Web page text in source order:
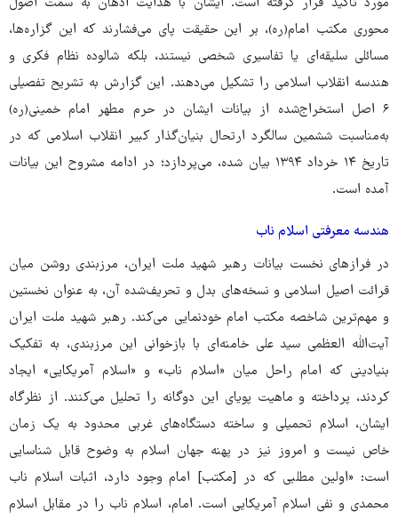
محوری مکتب امام(ره)، بر این حقیقت پای می‌فشارند که این گزاره‌ها،
مسائلی سلیقه‌ای یا تفاسیری شخصی نیستند، بلکه شالوده نظام فکری و
هندسه انقلاب اسلامی را تشکیل می‌دهند. این گزارش به تشریح تفصیلی
۶ اصل استخراج‌شده از بیانات ایشان در حرم مطهر امام خمینی(ره)
به‌مناسبت ششمین سالگرد ارتحال بنیان‌گذار کبیر انقلاب اسلامی که در
تاریخ ۱۴ خرداد ۱۳۹۴ بیان شده، می‌پردازد؛ در ادامه مشروح این بیانات
آمده است.
هندسه معرفتی اسلام ناب
در فرازهای نخست بیانات رهبر شهید ملت ایران، مرزبندی روشن میان
قرائت اصیل اسلامی و نسخه‌های بدل و تحریف‌شده آن، به عنوان نخستین
و مهم‌ترین شاخصه مکتب امام خودنمایی می‌کند. رهبر شهید ملت ایران
آیت‌الله العظمی سید علی خامنه‌ای با بازخوانی این مرزبندی، به تفکیک
بنیادینی که امام راحل میان «اسلام ناب» و «اسلام آمریکایی» ایجاد
کردند، پرداخته و ماهیت پویای این دوگانه را تحلیل می‌کنند. از نظرگاه
ایشان، اسلام تحمیلی و ساخته دستگاه‌های غربی محدود به یک زمان
خاص نیست و امروز نیز در پهنه جهان اسلام به وضوح قابل شناسایی
است: «اولین مطلبی که در [مکتب‌] امام وجود دارد، اثبات اسلام ناب
محمدی و نفی اسلام آمریکایی است. امام، اسلام ناب را در مقابل اسلام